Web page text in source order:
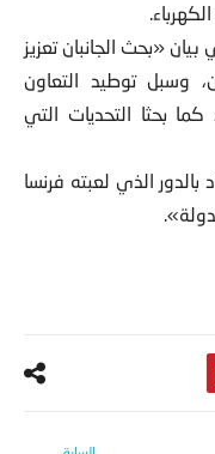
«بحث الجانبان تعزيز
وسبل توطيد التعاون
بحثا التحديات التي
الذي لعبته فرنسا